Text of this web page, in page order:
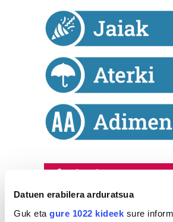
Datuen erabilera arduratsua
Guk eta gure 1022 kideek sure
Astekaria
lekua